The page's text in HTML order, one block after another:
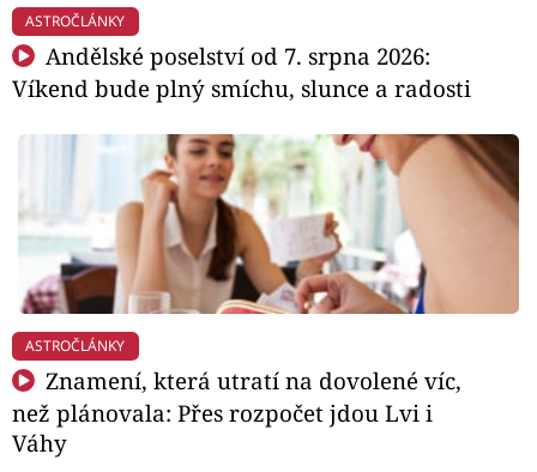
ASTROČLÁNKY
Andělské poselství od 7. srpna 2026:
Víkend bude plný smíchu, slunce a radosti
ASTROČLÁNKY
Znamení, která utratí na dovolené víc,
než plánovala: Přes rozpočet jdou Lvi i
Váhy